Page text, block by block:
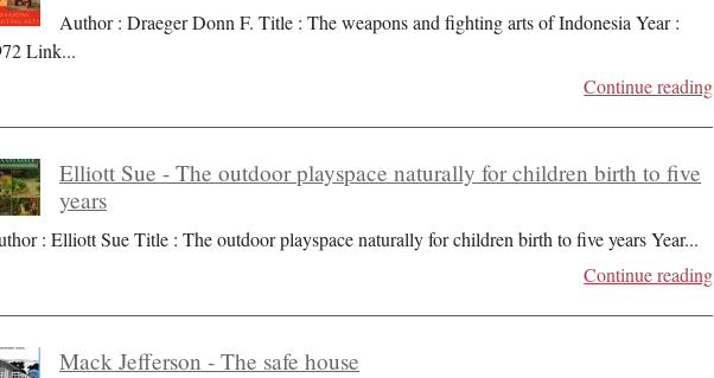
Author : Draeger Donn F. Title : The weapons and fighting arts of Indonesia Year :
Link...
Continue reading
Elliott Sue - The outdoor playspace naturally for children birth to five
years
: Elliott Sue Title : The outdoor playspace naturally for children birth to five years Year...
Continue reading
Mack Jefferson - The safe house